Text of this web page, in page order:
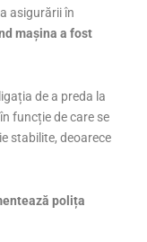
asigurării în
mașina a fost
de a preda la
funcție de care se
stabilite, deoarece
polița